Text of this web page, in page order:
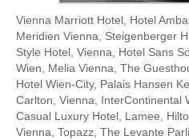
Vienna Marriott Hotel, Hotel
Meridien Vienna, Steigenberger
Style Hotel, Vienna, Hotel Sans
Wien, Melia Vienna, The
Hotel Wien-City, Palais Hansen
Carlton, Vienna, InterContinental
Casual Luxury Hotel, Lamee,
Vienna, Topazz, The Levante